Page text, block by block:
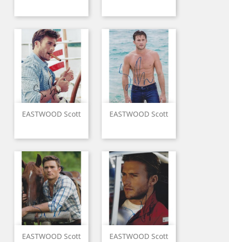
EASTWOOD Scott EASTWOOD Scott
EASTWOOD Scott EASTWOOD Scott